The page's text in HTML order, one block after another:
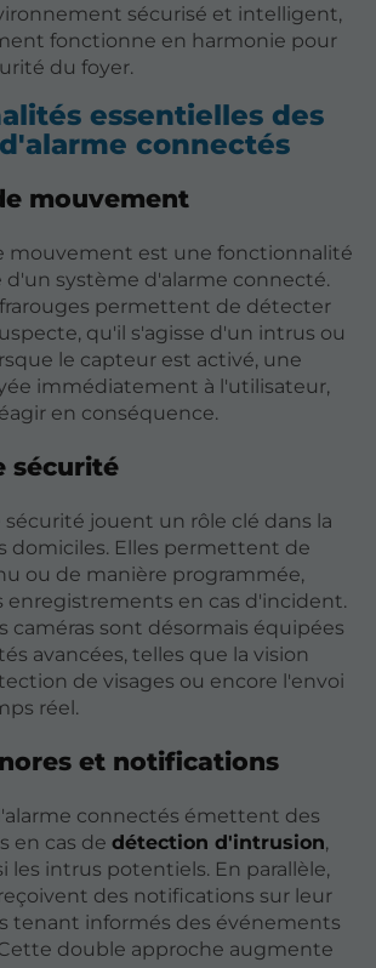
sécurisé et intelligent,
fonctionne en harmonie pour
du foyer.
essentielles des
connectés
mouvement
mouvement est une fonctionnalité
système d'alarme connecté.
permettent de détecter
qu'il s'agisse d'un intrus ou
le capteur est activé, une
immédiatement à l'utilisateur,
en conséquence.
sécurité
sécurité jouent un rôle clé dans la
domiciles. Elles permettent de
ou de manière programmée,
enregistrements en cas d'incident.
caméras sont désormais équipées
avancées, telles que la vision
de visages ou encore l'envoi
réel.
et notifications
connectés émettent des
en cas de détection d'intrusion,
les intrus potentiels. En parallèle,
des notifications sur leur
tenant informés des événements
double approche augmente